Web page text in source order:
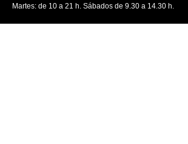
Martes: de 10 a 21 h. Sábados de 9.30 a 14.30 h.